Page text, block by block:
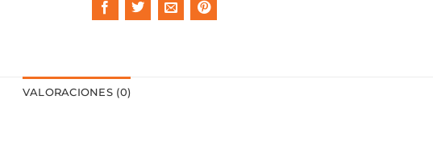
VALORACIONES (0)